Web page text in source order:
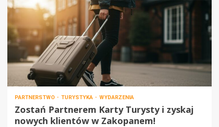
PARTNERSTWO TURYSTYKA WYDARZENIA
Zostań Partnerem Karty Turysty i zyskaj
nowych klientów w Zakopanem!